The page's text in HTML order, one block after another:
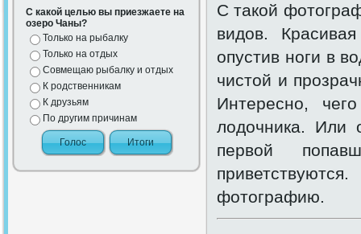
С какой целью вы приезжаете на
озеро Чаны?
Только на рыбалку
Только на отдых
Совмещаю рыбалку и отдых
К родственникам
К друзьям
По другим причинам
С такой
видов.
опустив ноги в
чистой и
Интересно,
лодочника. Или
первой
фотографию.